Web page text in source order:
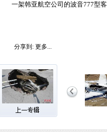
一架韩亚航空公司的波音777型
分享到: 更多...